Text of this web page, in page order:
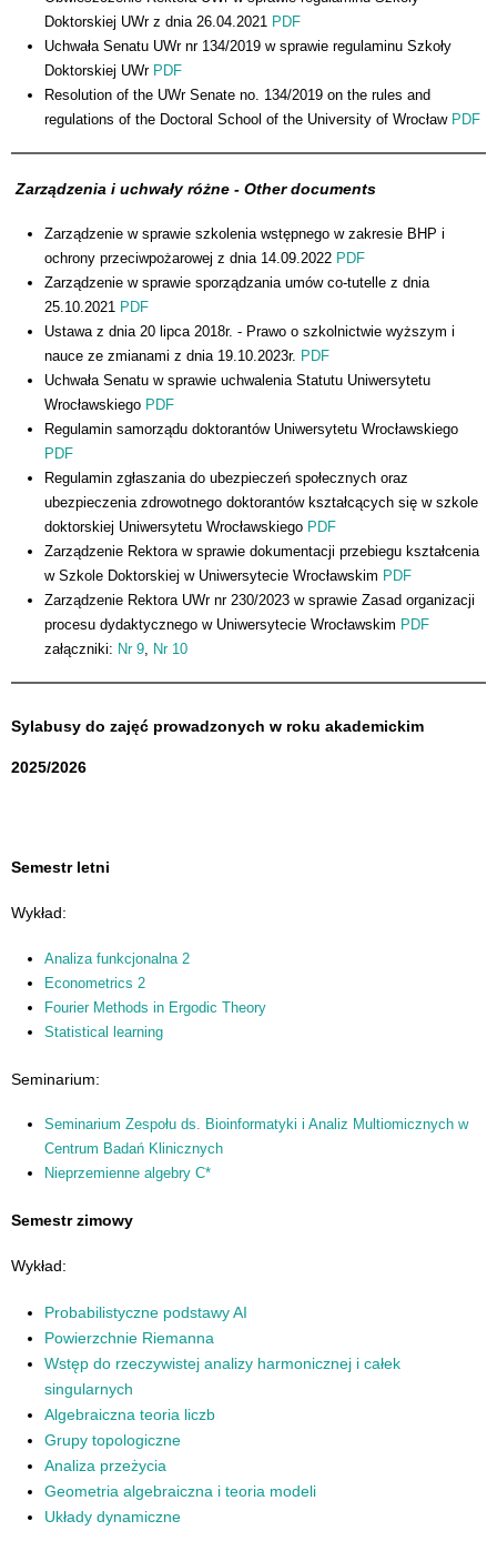
Doktorskiej UWr z dnia 26.04.2021 PDF
Uchwała Senatu UWr nr 134/2019 w sprawie regulaminu Szkoły
Doktorskiej UWr PDF
Resolution of the UWr Senate no. 134/2019 on the rules and
regulations of the Doctoral School of the University of Wrocław PDF
Zarządzenia i uchwały różne - Other documents
Zarządzenie w sprawie szkolenia wstępnego w zakresie BHP i
ochrony przeciwpożarowej z dnia 14.09.2022 PDF
Zarządzenie w sprawie sporządzania umów co-tutelle z dnia
25.10.2021 PDF
Ustawa z dnia 20 lipca 2018r. - Prawo o szkolnictwie wyższym i
nauce ze zmianami z dnia 19.10.2023r. PDF
Uchwała Senatu w sprawie uchwalenia Statutu Uniwersytetu
Wrocławskiego PDF
Regulamin samorządu doktorantów Uniwersytetu Wrocławskiego
PDF
Regulamin zgłaszania do ubezpieczeń społecznych oraz
ubezpieczenia zdrowotnego doktorantów kształcących się w szkole
doktorskiej Uniwersytetu Wrocławskiego PDF
Zarządzenie Rektora w sprawie dokumentacji przebiegu kształcenia
w Szkole Doktorskiej w Uniwersytecie Wrocławskim PDF
Zarządzenie Rektora UWr nr 230/2023 w sprawie Zasad organizacji
procesu dydaktycznego w Uniwersytecie Wrocławskim PDF
załączniki: Nr 9, Nr 10
Sylabusy do zajęć prowadzonych w roku akademickim
2025/2026
Semestr letni
Wykład:
Analiza funkcjonalna 2
Econometrics 2
Fourier Methods in Ergodic Theory
Statistical learning
Seminarium:
Seminarium Zespołu ds. Bioinformatyki i Analiz Multiomicznych w
Centrum Badań Klinicznych
Nieprzemienne algebry C*
Semestr zimowy
Wykład:
Probabilistyczne podstawy AI
Powierzchnie Riemanna
Wstęp do rzeczywistej analizy harmonicznej i całek
singularnych
Algebraiczna teoria liczb
Grupy topologiczne
Analiza przeżycia
Geometria algebraiczna i teoria modeli
Układy dynamiczne